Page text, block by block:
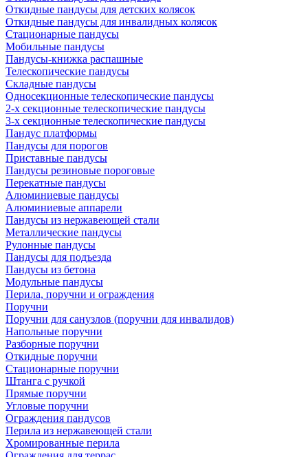
Откидные пандусы для детских колясок
Откидные пандусы для инвалидных колясок
Стационарные пандусы
Мобильные пандусы
Пандусы-книжка распашные
Телескопические пандусы
Складные пандусы
Односекционные телескопические пандусы
2-х секционные телескопические пандусы
3-х секционные телескопические пандусы
Пандус платформы
Пандусы для порогов
Приставные пандусы
Пандусы резиновые пороговые
Перекатные пандусы
Алюминиевые пандусы
Алюминиевые аппарели
Пандусы из нержавеющей стали
Металлические пандусы
Рулонные пандусы
Пандусы для подъезда
Пандусы из бетона
Модульные пандусы
Перила, поручни и ограждения
Поручни
Поручни для санузлов (поручни для инвалидов)
Напольные поручни
Разборные поручни
Откидные поручни
Стационарные поручни
Штанга с ручкой
Прямые поручни
Угловые поручни
Ограждения пандусов
Перила из нержавеющей стали
Хромированные перила